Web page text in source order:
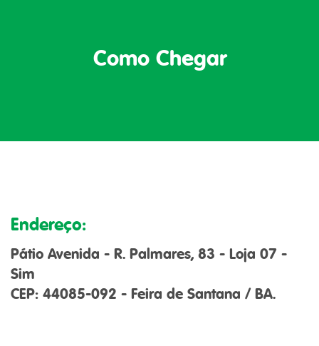
Como Chegar
Endereço:
Pátio Avenida - R. Palmares, 83 - Loja 07 -
Sim
CEP: 44085-092 - Feira de Santana / BA.